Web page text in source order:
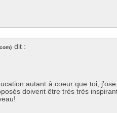
) dit :
autant à coeur que toi,
doivent être très très